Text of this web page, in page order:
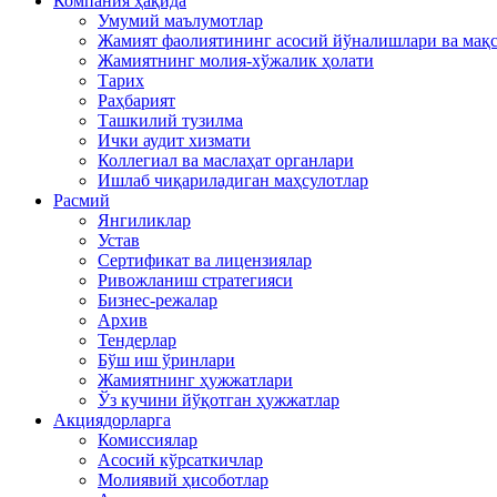
Умумий маълумотлар
Жамият фаолиятининг асосий йўналишлари ва
Жамиятнинг молия-хўжалик ҳолати
Тарих
Раҳбарият
Ташкилий тузилма
Ички аудит хизмати
Коллегиал ва маслаҳат органлари
Ишлаб чиқариладиган маҳсулотлар
Расмий
Янгиликлар
Устав
Сертификат ва лицензиялар
Ривожланиш стратегияси
Бизнес-режалар
Архив
Тендерлар
Бўш иш ўринлари
Жамиятнинг ҳужжатлари
Ўз кучини йўқотган ҳужжатлар
Акциядорларга
Комиссиялар
Асосий кўрсаткичлар
Молиявий ҳисоботлар